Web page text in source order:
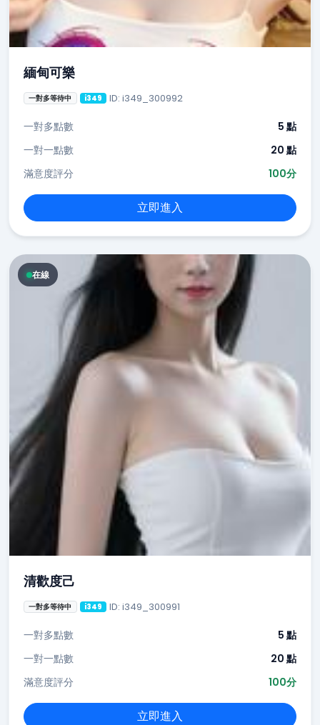
緬甸可樂
一對多等待中 i349 ID: i349_300992
一對多點數
5 點
一對一點數
20 點
滿意度評分
100分
立即進入
在線
清歡度己
一對多等待中 i349 ID: i349_300991
一對多點數
5 點
一對一點數
20 點
滿意度評分
100分
立即進入